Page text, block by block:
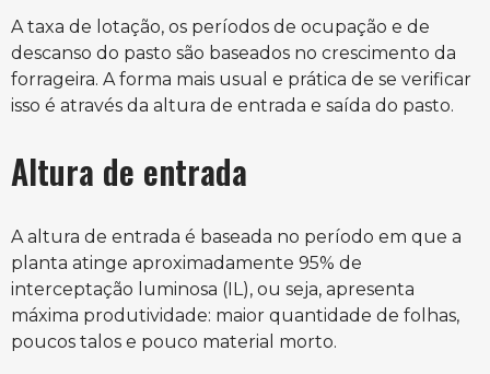
A taxa de lotação, os períodos de ocupação e de
descanso do pasto são baseados no crescimento da
forrageira. A forma mais usual e prática de se verificar
isso é através da altura de entrada e saída do pasto.
Altura de entrada
A altura de entrada é baseada no período em que a
planta atinge aproximadamente 95% de
interceptação luminosa (IL), ou seja, apresenta
máxima produtividade: maior quantidade de folhas,
poucos talos e pouco material morto.